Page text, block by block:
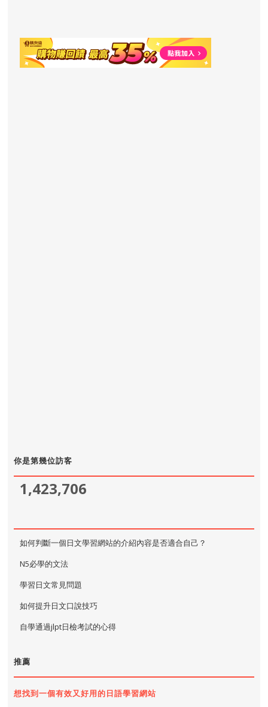
你是第幾位訪客
1,423,706
如何判斷一個日文學習網站的介紹內容是否適合自己？
N5必學的文法
學習日文常見問題
如何提升日文口說技巧
自學通過jlpt日檢考試的心得
推薦
想找到一個有效又好用的日語學習網站